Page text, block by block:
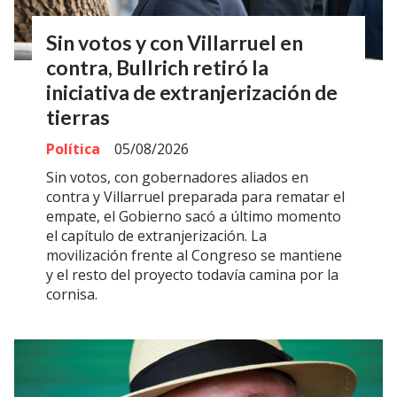
Sin votos y con Villarruel en
contra, Bullrich retiró la
iniciativa de extranjerización de
tierras
Política
05/08/2026
Sin votos, con gobernadores aliados en
contra y Villarruel preparada para rematar el
empate, el Gobierno sacó a último momento
el capítulo de extranjerización. La
movilización frente al Congreso se mantiene
y el resto del proyecto todavía camina por la
cornisa.